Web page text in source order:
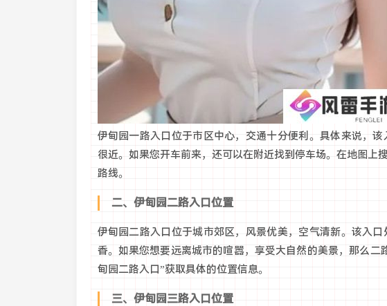
伊甸园一路入口位于市区中心，交通十分便利。具体来说，
很近。如果您开车前来，还可以在附近找到停车场。在地图上
路线。
二、伊甸园二路入口位置
伊甸园二路入口位于城市郊区，风景优美，空气清新。该入
香。如果您想要远离城市的喧嚣，享受大自然的美景，那么
甸园二路入口”获取具体的位置信息。
三、伊甸园三路入口位置